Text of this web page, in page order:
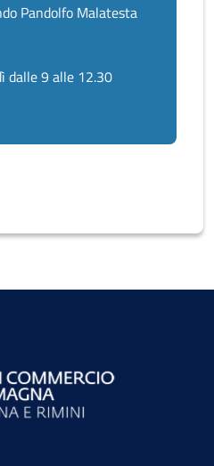
Pandolfo Malatesta
dalle 9 alle 12.30